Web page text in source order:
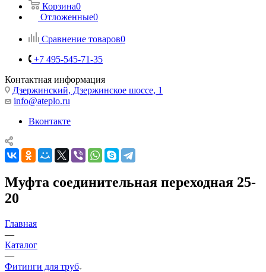
Корзина0
Отложенные0
Сравнение товаров0
+7 495-545-71-35
Контактная информация
Дзержинский, Дзержинское шоссе, 1
info@ateplo.ru
Вконтакте
Муфта соединительная переходная 25-
20
Главная
—
Каталог
—
Фитинги для труб